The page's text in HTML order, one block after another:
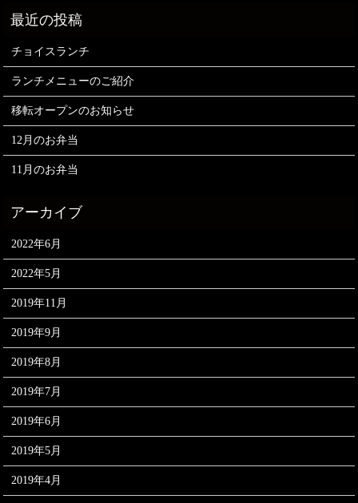
チョイスランチ
ランチメニューのご紹介
移転オープンのお知らせ
12月のお弁当
11月のお弁当
2022年6月
2022年5月
2019年11月
2019年9月
2019年8月
2019年7月
2019年6月
2019年5月
2019年4月